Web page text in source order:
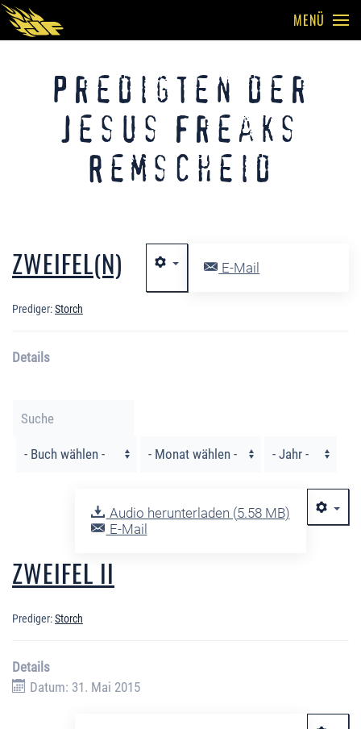
MENÜ
Predigten der
Jesus Freaks
Remscheid
E-Mail
ZWEIFEL(N)
Prediger:Storch
Details
Filter
Audio herunterladen (5.58 MB)
E-Mail
ZWEIFEL II
Prediger:Storch
Details
Datum: 31. Mai 2015